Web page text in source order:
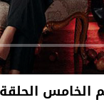
الحلقة 14